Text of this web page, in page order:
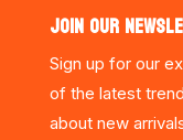
JOIN OUR
Sign up for our
of the latest
about new